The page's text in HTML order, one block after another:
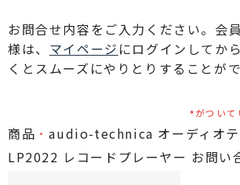
お問合せ内容をご入力ください。会
様は、 マイページ にログインしてか
くとスムーズにやりとりすることがで
がついて
商品
audio-technica オーディオ
LP2022 レコードプレーヤー お問い